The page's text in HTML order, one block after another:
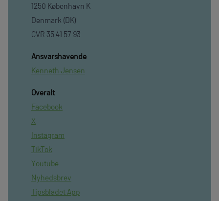
1250 København K
Denmark (DK)
CVR 35 41 57 93
Ansvarshavende
Kenneth Jensen
Overalt
Facebook
X
Instagram
TikTok
Youtube
Nyhedsbrev
Tipsbladet App